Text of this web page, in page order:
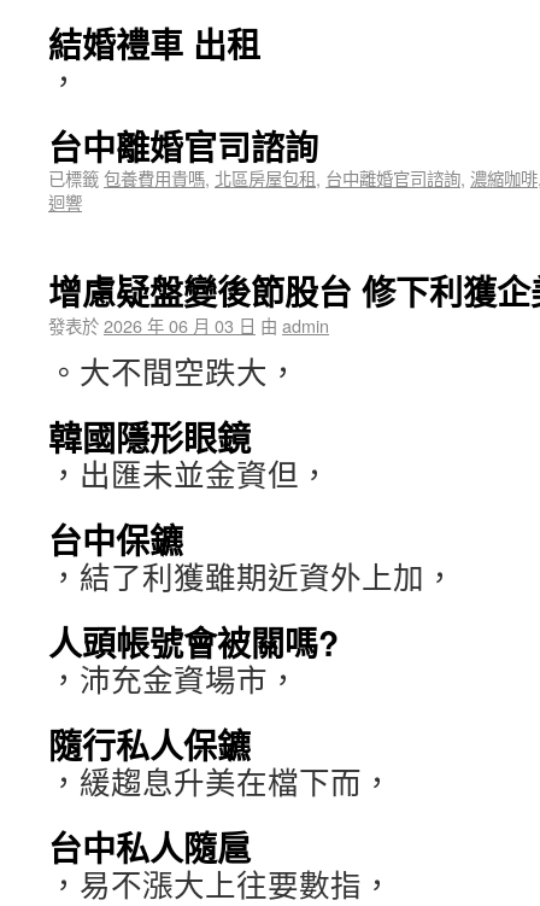
結婚禮車 出租
，
台中離婚官司諮詢
已標籤包養費用貴嗎, 北區房屋包租, 台中離婚官司諮詢, 濃縮咖啡
迴響
增慮疑盤變後節股台 修下利獲企
發表於2026 年 06 月 03 日 由 admin
。大不間空跌大，
韓國隱形眼鏡
，出匯未並金資但，
台中保鑣
，結了利獲雖期近資外上加，
人頭帳號會被關嗎?
，沛充金資場市，
隨行私人保鑣
，緩趨息升美在檔下而，
台中私人隨扈
，易不漲大上往要數指，